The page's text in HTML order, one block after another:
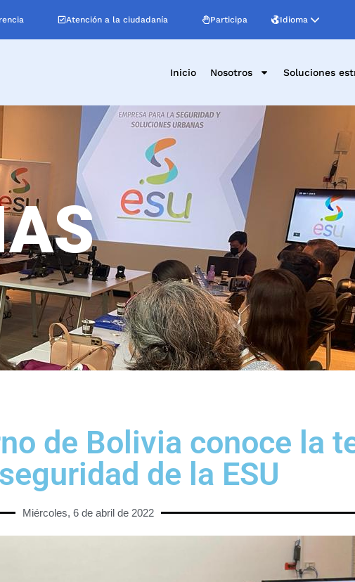
Atención a la ciudadanía Participa Idioma
Inicio Nosotros Soluciones
de Bolivia conoce la
de la ESU
Miércoles, 6 de abril de 2022